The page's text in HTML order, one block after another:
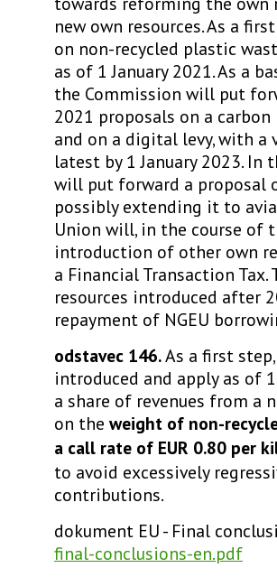
new own resources. As a
on non-recycled plastic
as of 1 January 2021. As a
the Commission will put
2021 proposals on a
and on a digital levy, with
latest by 1 January 2023.
will put forward a proposal
possibly extending it to
Union will, in the course of
introduction of other own
a Financial Transaction
resources introduced after
repayment of NGEU
odstavec 146.As a first
introduced and apply as of
a share of revenues from
on the weight of non-
a call rate of EUR 0.80 per
to avoid excessively
contributions.
dokument EU - Final
final-conclusions-en.pdf